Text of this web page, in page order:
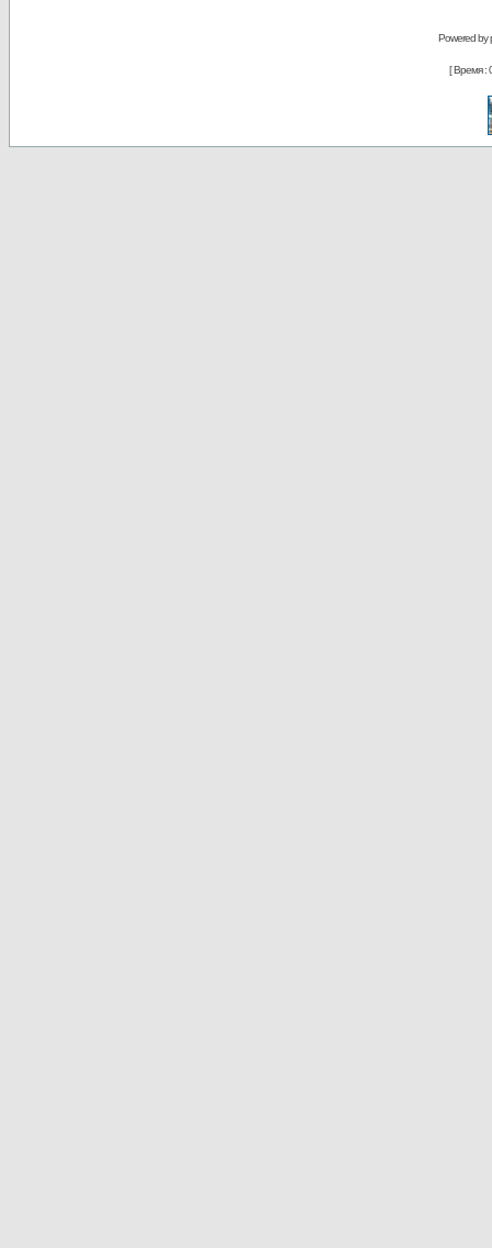
Powered by
[ Время :